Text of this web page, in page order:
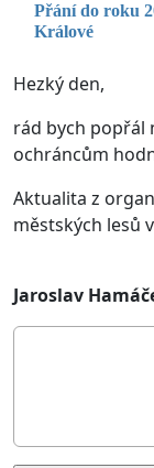
Přání do roku
Králové
Hezký den,
rád bych popřál
ochráncům
Aktualita z
městských lesů
Jaroslav